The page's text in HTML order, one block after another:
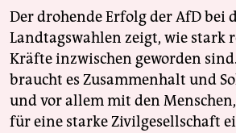
Der drohende Erfolg der AfD bei
Landtagswahlen zeigt, wie stark
Kräfte inzwischen geworden
braucht es Zusammenhalt und
und vor allem mit den
für eine starke Zivilgesellschaft